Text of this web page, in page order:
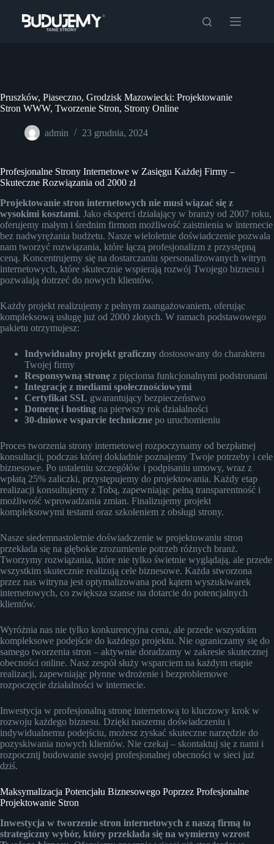
Pruszków, Piaseczno, Grodzisk Mazowiecki: Projektowanie
Stron WWW, Tworzenie Stron, Strony Online
admin 23 grudnia, 2024
Profesjonalne Strony Internetowe w Zasięgu Każdej Firmy –
Skuteczne Rozwiązania od 2000 zł
Projektowanie stron internetowych nie musi wiązać się z
wysokimi kosztami. Jako eksperci działający w branży od 2007 roku,
oferujemy małym i średnim firmom możliwość zaistnienia w internecie
bez nadwyrężania budżetu. Nasze wieloletnie doświadczenie pozwala
nam tworzyć rozwiązania, które łączą profesjonalizm z przystępną
ceną. Koncentrujemy się na dostarczaniu spersonalizowanych witryn
internetowych, które skutecznie wspierają rozwój Twojego biznesu i
pozwalają dotrzeć do nowych klientów.
Każdy projekt realizujemy z pełnym zaangażowaniem, oferując
kompleksową usługę już od 2000 złotych. W ramach podstawowego
pakietu otrzymujesz:
Indywidualny projekt graficzny dostosowany do charakteru
Twojej firmy
Responsywną stronę z pięcioma funkcjonalnymi podstronami
Integrację z mediami społecznościowymi
Certyfikat SSL gwarantujący bezpieczeństwo
Domenę i hosting na pierwszy rok działalności
30-dniowe wsparcie techniczne po uruchomieniu
Proces tworzenia strony internetowej rozpoczynamy od bezpłatnej
konsultacji, podczas której dokładnie poznajemy Twoje potrzeby i cele
biznesowe. Po ustaleniu szczegółów i podpisaniu umowy, wraz z
wpłatą 25% zaliczki, przystępujemy do projektowania. Każdy etap
realizacji konsultujemy z Tobą, zapewniając pełną transparentność i
możliwość wprowadzania zmian. Finalizujemy projekt
kompleksowymi testami oraz szkoleniem z obsługi strony.
Nasze siedemnastoletnie doświadczenie w projektowaniu stron
przekłada się na głębokie zrozumienie potrzeb różnych branż.
Tworzymy rozwiązania, które nie tylko świetnie wyglądają, ale przede
wszystkim skutecznie realizują cele biznesowe. Każda stworzona
przez nas witryna jest optymalizowana pod kątem wyszukiwarek
internetowych, co zwiększa szanse na dotarcie do potencjalnych
klientów.
Wyróżnia nas nie tylko konkurencyjna cena, ale przede wszystkim
kompleksowe podejście do każdego projektu. Nie ograniczamy się do
samego tworzenia stron – aktywnie doradzamy w zakresie skutecznej
obecności online. Nasz zespół służy wsparciem na każdym etapie
realizacji, zapewniając płynne wdrożenie i bezproblemowe
rozpoczęcie działalności w internecie.
Inwestycja w profesjonalną stronę internetową to kluczowy krok w
rozwoju każdego biznesu. Dzięki naszemu doświadczeniu i
indywidualnemu podejściu, możesz zyskać skuteczne narzędzie do
pozyskiwania nowych klientów. Nie czekaj – skontaktuj się z nami i
rozpocznij budowanie swojej profesjonalnej obecności w sieci już
dziś.
Maksymalizacja Potencjału Biznesowego Poprzez Profesjonalne
Projektowanie Stron
Inwestycja w tworzenie stron internetowych z naszą firmą to
strategiczny wybór, który przekłada się na wymierny wzrost